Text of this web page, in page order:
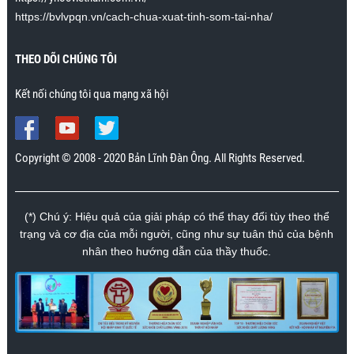
Mr. Nhân., Khánh Hòa
https://bvlvpqn.vn/cach-chua-xuat-tinh-som-tai-nha/
THEO DÕI CHÚNG TÔI
Kết nối chúng tôi qua mạng xã hội
Copyright © 2008 - 2020 Bản Lĩnh Đàn Ông. All Rights Reserved.
(*) Chú ý: Hiệu quả của giải pháp có thể thay đổi tùy theo thể
trạng và cơ địa của mỗi người, cũng như sự tuân thủ của bệnh
nhân theo hướng dẫn của thầy thuốc.